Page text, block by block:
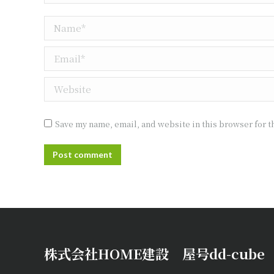
Name *
Email *
Website
Save my name, email, and website in this browser for
Post comment
株式会社HOME建設 屋号dd-cube